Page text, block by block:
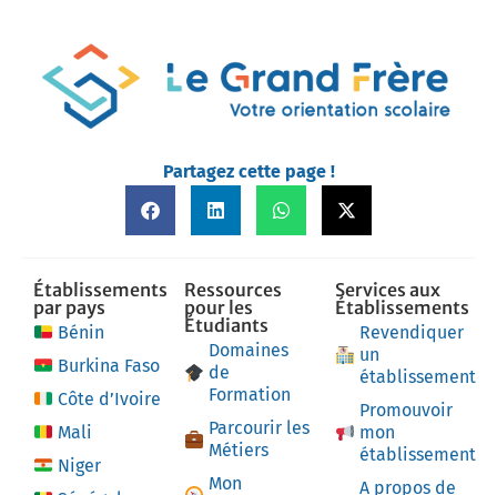
Partagez cette page !
Établissements
par pays
Bénin
Burkina Faso
Côte d’Ivoire
Mali
Niger
Ressources
pour les
Étudiants
Domaines
de
Formation
Parcourir les
Métiers
Mon
Services aux
Établissements
Revendiquer
un
établissement
Promouvoir
mon
établissement
A propos de